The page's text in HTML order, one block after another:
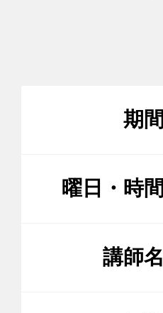
期間
曜日・時間
講師名